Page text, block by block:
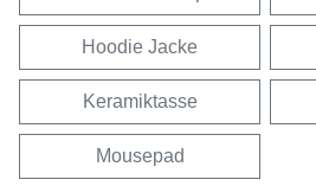
Hoodie Jacke
Keramiktasse
Mousepad